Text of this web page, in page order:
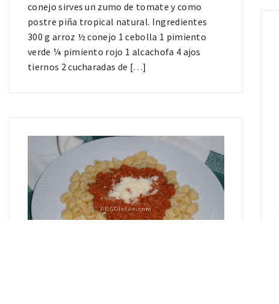
conejo sirves un zumo de tomate y como
postre piña tropical natural. Ingredientes
300 g arroz ½ conejo 1 cebolla 1 pimiento
verde ¼ pimiento rojo 1 alcachofa 4 ajos
tiernos 2 cucharadas de […]